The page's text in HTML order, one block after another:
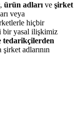
, ürün adları ve şirket
veya
hiçbir
bir yasal ilişkimiz
tedarikçilerden
adlarının